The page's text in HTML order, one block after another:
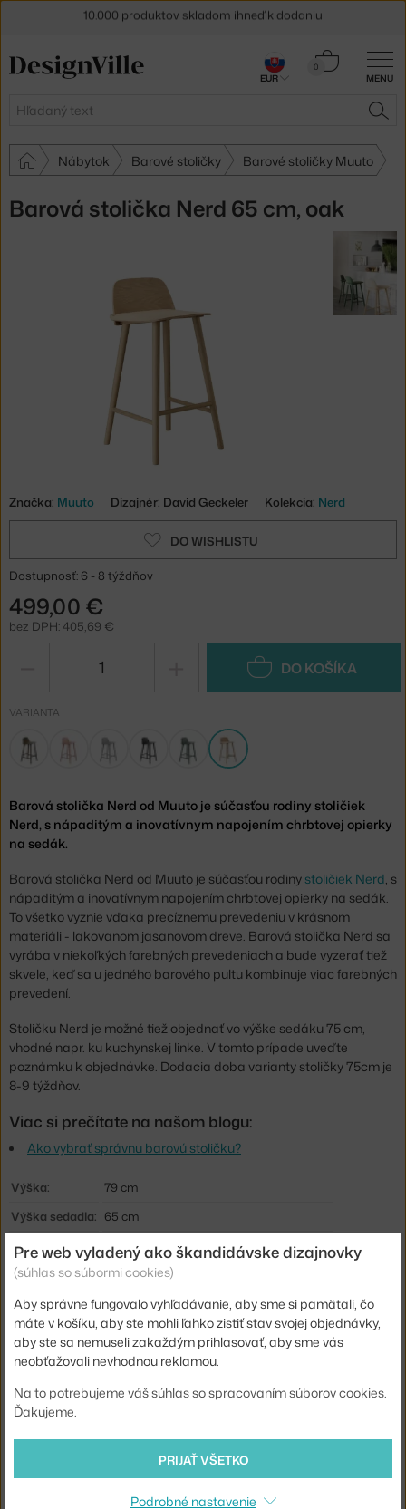
MENU
Hľadať
0
Košík
Nábytok Barové stoličky Barové stoličky Muuto
Barová stolička Nerd 65 cm, oak
Značka: Muuto Dizajnér: David Geckeler Kolekcia: Nerd
DO WISHLISTU
Dostupnosť: 6 - 8 týždňov
499,00 €
bez DPH: 405,69 €
DO KOŠÍKA
VARIANTA
Barová stolička Nerd od Muuto je súčasťou rodiny stoličiek
Nerd, s nápaditým a inovatívnym napojením chrbtovej opierky
na sedák.
Barová stolička Nerd od Muuto je súčasťou rodiny stoličiek Nerd, s
nápaditým a inovatívnym napojením chrbtovej opierky na sedák.
To všetko vyznie vďaka precíznemu prevedeniu v krásnom
materiáli - lakovanom jasanovom dreve. Barová stolička Nerd sa
vyrába v niekoľkých farebných prevedeniach a bude vyzerať tiež
skvele, keď sa u jedného barového pultu kombinuje viac farebných
prevedení.
Stoličku Nerd je možné tiež objednať vo výške sedáku 75 cm,
vhodné napr. ku kuchynskej linke. V tomto prípade uveďte
poznámku k objednávke. Dodacia doba varianty stoličky 75cm je
8-9 týždňov.
Viac si prečítate na našom blogu:
Ako vybrať správnu barovú stoličku?
Výška:
79 cm
Výška sedadla: 65 cm
Hĺbka:
42 cm
Šírka:
40 cm
Výška stoličky: nízka barovka (výška sedenia cca 65 cm)
Farba:
dub
Materiál:
dubové drevo, lakovaná dubová dyha
Sedák:
drevo
Podnož:
EAN
5713294831407
30 dní na vrátenie tovaru
EUR
Pre web vyladený ako škandidávske dizajnovky
(súhlas so súbormi cookies)
Aby správne fungovalo vyhľadávanie, aby sme si pamätali, čo
máte v košíku, aby ste mohli ľahko zistiť stav svojej objednávky,
aby ste sa nemuseli zakaždým prihlasovať, aby sme vás
neobťažovali nevhodnou reklamou.
Na to potrebujeme váš súhlas so spracovaním súborov cookies.
Ďakujeme.
PRIJAŤ VŠETKO
Podrobné nastavenie